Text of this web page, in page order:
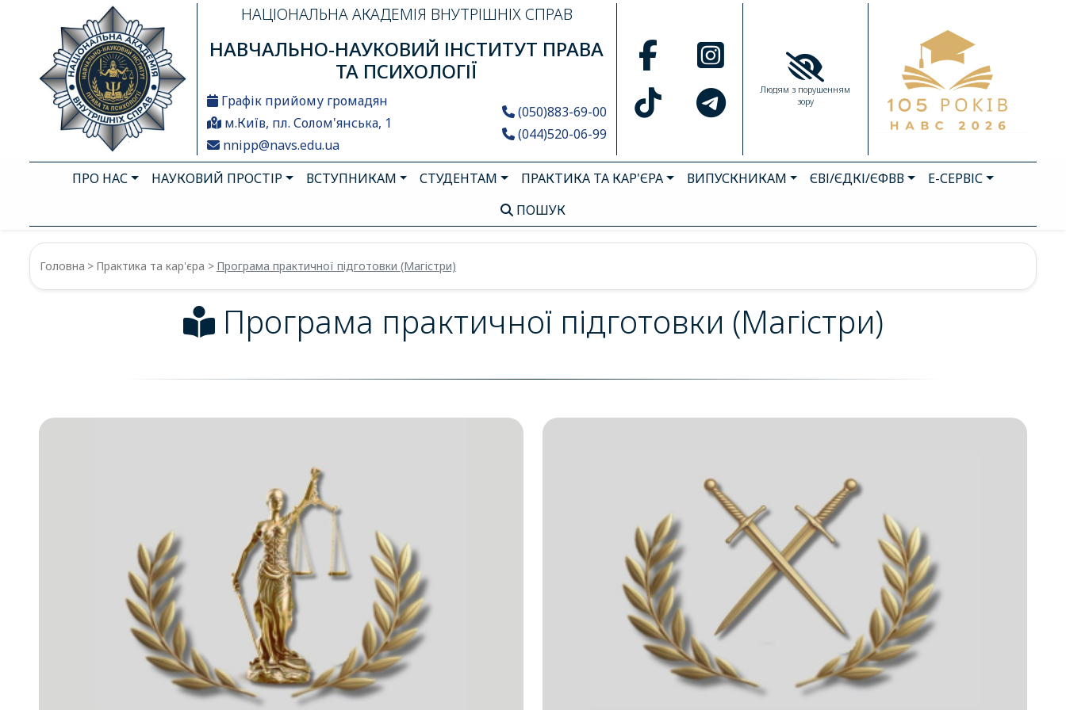
НАЦІОНАЛЬНА АКАДЕМІЯ ВНУТРІШНІХ СПРАВ
НАВЧАЛЬНО-НАУКОВИЙ ІНСТИТУТ ПРАВА
ТА ПСИХОЛОГІЇ
Графік прийому громадян
м.Київ, пл. Солом'янська, 1
nnipp@navs.edu.ua
(050)883-69-00
(044)520-06-99
Людям з порушенням
зору
ПРО НАС НАУКОВИЙ ПРОСТІР ВСТУПНИКАМ СТУДЕНТАМ ПРАКТИКА ТА КАР'ЄРА ВИПУСКНИКАМ ЄВІ/ЄДКІ/ЄФВВ
Е-СЕРВІС
ПОШУК
Головна Практика та кар'єра Програма практичної підготовки (Магістри)
Програма практичної підготовки (Магістри)